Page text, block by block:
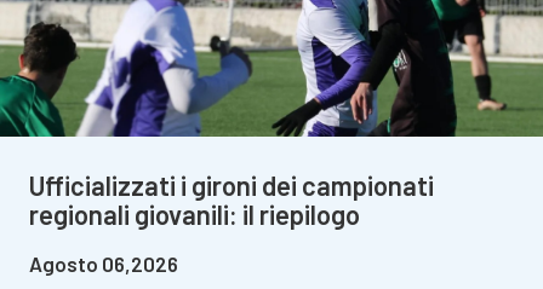
Ufficializzati i gironi dei campionati
regionali giovanili: il riepilogo
Agosto 06,2026